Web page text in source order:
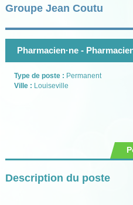
Groupe Jean Coutu
Pharmacien·ne -
Type de poste : Permanent
Ville : Louiseville
Description du poste